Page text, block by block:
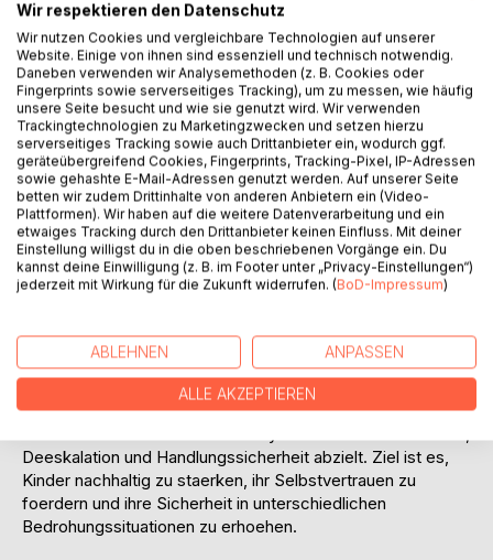
Das Buch "Krav Maga Kids - Sicherheit, Staerke und
Selbstschutz" ist ein praxisorientierter Leitfaden fuer
Eltern, Schulen und Trainer, der sich mit dem Thema
Selbstschutz und Gewaltpraevention bei Kindern
beschaeftigt.
Im Mittelpunkt steht ein ganzheitlicher Ansatz, der ueber
reine Selbstverteidigungstechniken hinausgeht. Das Buch
vermittelt, wie Kinder gefaehrliche Situationen fruehzeitig
erkennen, vermeiden und im Ernstfall angemessen handeln
koennen. Dabei werden sowohl mentale Aspekte
(Mindset), taktisches Verhalten (z. B. die 3-AAA-Regel:
Aufpassen, Abstand halten, Abhauen) als auch koerperliche
systematisch kombiniert.
Ein zentrales Element ist das systemische
Gewaltschutztraining, das Gewalt nicht isoliert betrachtet,
Deeskalation und Handlungssicherheit abzielt. Ziel ist es,
Kinder nachhaltig zu staerken, ihr Selbstvertrauen zu
foerdern und ihre Sicherheit in unterschiedlichen
Bedrohungssituationen zu erhoehen.
Wir respektieren den Datenschutz
Wir nutzen Cookies und vergleichbare Technologien auf unserer
Website. Einige von ihnen sind essenziell und technisch notwendig.
Daneben verwenden wir Analysemethoden (z. B. Cookies oder
Fingerprints sowie serverseitiges Tracking), um zu messen, wie häufig
unsere Seite besucht und wie sie genutzt wird. Wir verwenden
Trackingtechnologien zu Marketingzwecken und setzen hierzu
serverseitiges Tracking sowie auch Drittanbieter ein, wodurch ggf.
geräteübergreifend Cookies, Fingerprints, Tracking-Pixel, IP-Adressen
sowie gehashte E-Mail-Adressen genutzt werden. Auf unserer Seite
betten wir zudem Drittinhalte von anderen Anbietern ein (Video-
Plattformen). Wir haben auf die weitere Datenverarbeitung und ein
etwaiges Tracking durch den Drittanbieter keinen Einfluss. Mit deiner
Einstellung willigst du in die oben beschriebenen Vorgänge ein. Du
kannst deine Einwilligung (z. B. im Footer unter „Privacy-Einstellungen“)
jederzeit mit Wirkung für die Zukunft widerrufen. (BoD-Impressum)
ABLEHNEN ANPASSEN
ALLE AKZEPTIEREN